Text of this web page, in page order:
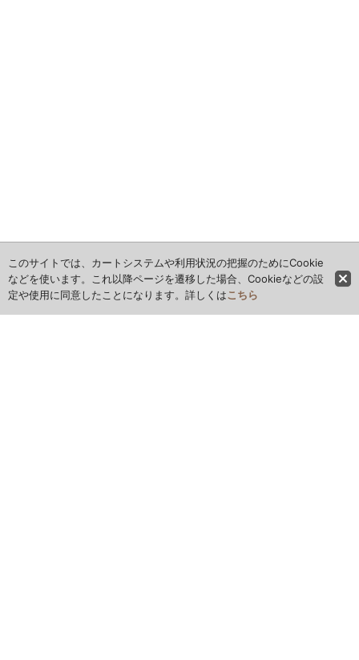
このサイトでは、カートシステムや利用状況の把握のためにCookie
などを使います。これ以降ページを遷移した場合、Cookieなどの設
定や使用に同意したことになります。詳しくはこちら